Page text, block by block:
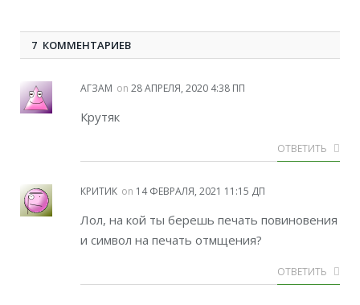
7 КОММЕНТАРИЕВ
АГЗАМ on 28 АПРЕЛЯ, 2020 4:38 ПП
Крутяк
ОТВЕТИТЬ
КРИТИК on 14 ФЕВРАЛЯ, 2021 11:15 ДП
Лол, на кой ты берешь печать повиновения
и символ на печать отмщения?
ОТВЕТИТЬ